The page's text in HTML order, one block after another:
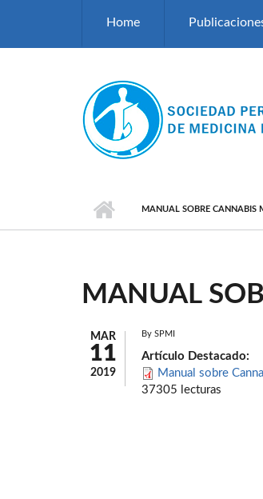
Home
MANUAL SOBRE CANNABIS
MANUAL
MAR
11
2019
By SPMI
Artículo Destacado:
Manual sobre
37305 lecturas